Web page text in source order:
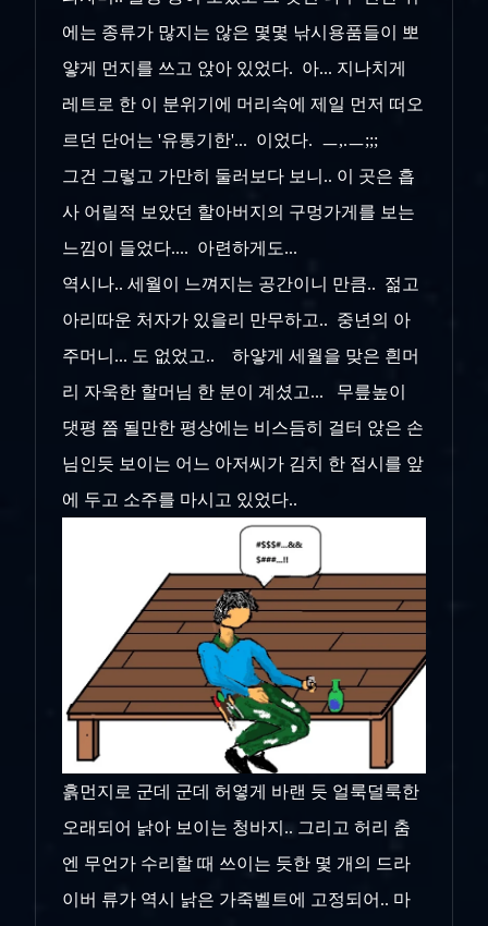
에는 종류가 많지는 않은 몇몇 낚시용품들이 뽀
얗게 먼지를 쓰고 앉아 있었다. 아... 지나치게
레트로 한 이 분위기에 머리속에 제일 먼저 떠오
르던 단어는 '유통기한'... 이었다. ㅡ,.ㅡ;;;
그건 그렇고 가만히 둘러보다 보니.. 이 곳은 흡
사 어릴적 보았던 할아버지의 구멍가게를 보는
느낌이 들었다.... 아련하게도...
역시나.. 세월이 느껴지는 공간이니 만큼.. 젊고
아리따운 처자가 있을리 만무하고.. 중년의 아
주머니... 도 없었고.. 하얗게 세월을 맞은 흰머
리 자욱한 할머님 한 분이 계셨고... 무릎높이
댓평 쯤 될만한 평상에는 비스듬히 걸터 앉은 손
님인듯 보이는 어느 아저씨가 김치 한 접시를 앞
에 두고 소주를 마시고 있었다..
흙먼지로 군데 군데 허옇게 바랜 듯 얼룩덜룩한
오래되어 낡아 보이는 청바지.. 그리고 허리 춤
엔 무언가 수리할 때 쓰이는 듯한 몇 개의 드라
이버 류가 역시 낡은 가죽벨트에 고정되어.. 마